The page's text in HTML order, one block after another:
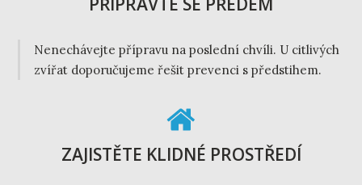
Nenechávejte přípravu na poslední chvíli. U citlivých
zvířat doporučujeme řešit prevenci s předstihem.
ZAJISTĚTE KLIDNÉ PROSTŘEDÍ